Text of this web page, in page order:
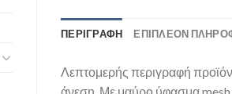
ΠΕΡΙΓΡΑΦΉ ΕΠΙΠΛΈΟΝ
Λεπτομερής περιγραφή
άνεση. Με μαύρο ύφασμα mesh